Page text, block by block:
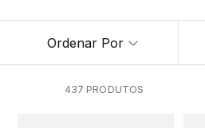
Ordenar Por
437 PRODUTOS